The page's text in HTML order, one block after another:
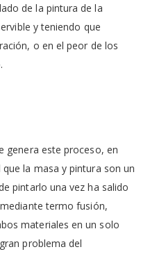
de la pintura de la
y teniendo que
o en el peor de los
genera este proceso, en
la masa y pintura son un
pintarlo una vez ha salido
termo fusión,
materiales en un solo
problema del